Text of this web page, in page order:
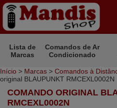
Lista de
Marcas
Comandos de Ar
Condicionado
Início > Marcas > Comandos à
original BLAUPUNKT RMCEXL0002N
COMANDO ORIGINAL
RMCEXL0002N